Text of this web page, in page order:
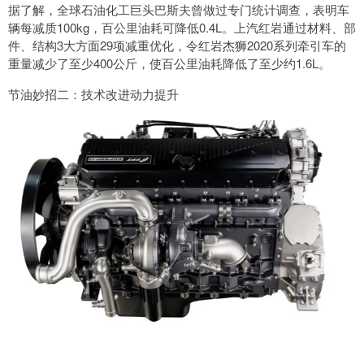
据了解，全球石油化工巨头巴斯夫曾做过专门统计调查，表明车
辆每减质100kg，百公里油耗可降低0.4L。上汽红岩通过材料、部
件、结构3大方面29项减重优化，令红岩杰狮2020系列牵引车的
重量减少了至少400公斤，使百公里油耗降低了至少约1.6L。
节油妙招二：技术改进动力提升